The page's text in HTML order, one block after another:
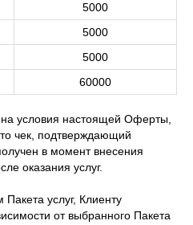
5000
5000
5000
60000
настоящей Оферты,
чек, подтверждающий
в момент внесения
оказания услуг.
услуг, Клиенту
от выбранного Пакета